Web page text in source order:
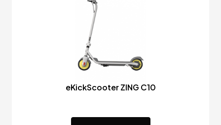
eKickScooter ZING C10